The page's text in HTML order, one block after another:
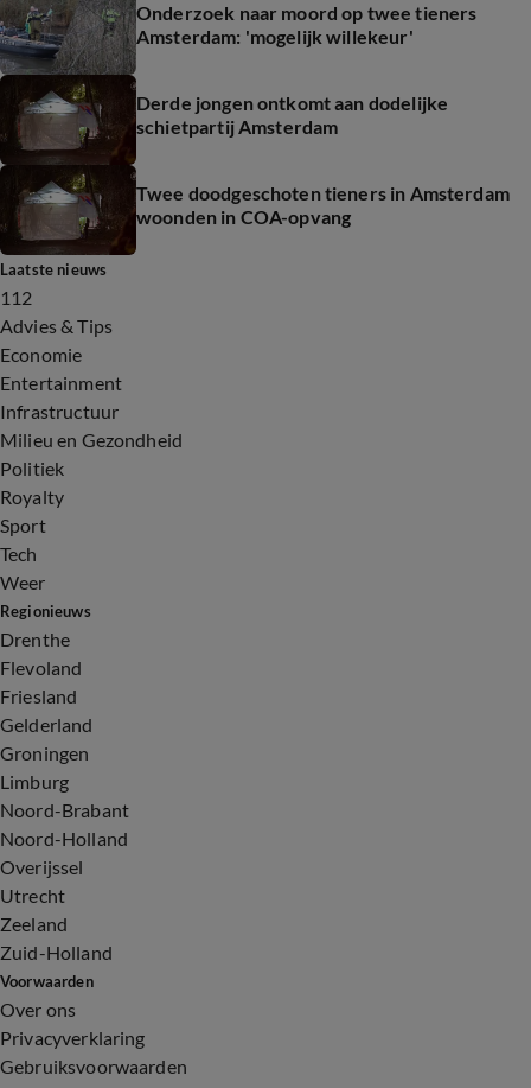
Onderzoek naar moord op twee tieners
Amsterdam: 'mogelijk willekeur'
Derde jongen ontkomt aan dodelijke
schietpartij Amsterdam
Twee doodgeschoten tieners in Amsterdam
woonden in COA-opvang
Laatste nieuws
112
Advies & Tips
Economie
Entertainment
Infrastructuur
Milieu en Gezondheid
Politiek
Royalty
Sport
Tech
Weer
Regionieuws
Drenthe
Flevoland
Friesland
Gelderland
Groningen
Limburg
Noord-Brabant
Noord-Holland
Overijssel
Utrecht
Zeeland
Zuid-Holland
Voorwaarden
Over ons
Privacyverklaring
Gebruiksvoorwaarden